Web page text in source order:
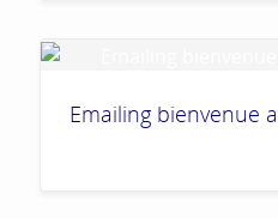
Emailing bienvenue